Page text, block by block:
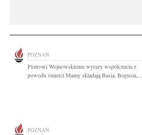
POZNAŃ
Piotrowi Wojnowskiemu wyrazy współczucia z
powodu śmierci Mamy składają Basia, Bogusia,...
POZNAŃ